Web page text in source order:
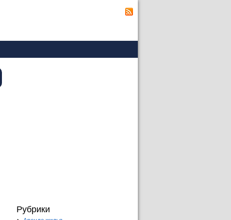
Рубрики